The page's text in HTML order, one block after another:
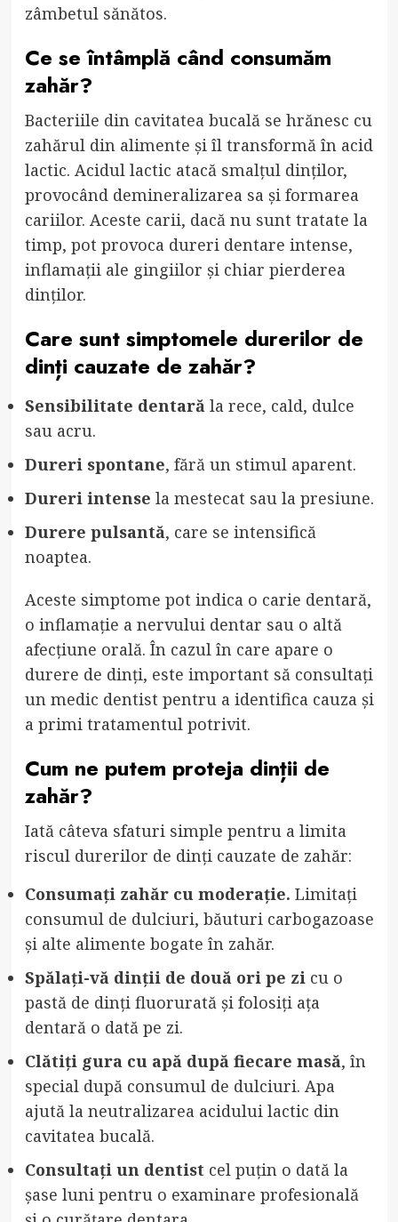
zâmbetul sănătos.
Ce se întâmplă când consumăm
zahăr?
Bacteriile din cavitatea bucală se hrănesc cu
zahărul din alimente și îl transformă în acid
lactic. Acidul lactic atacă smalțul dinților,
provocând demineralizarea sa și formarea
cariilor. Aceste carii, dacă nu sunt tratate la
timp, pot provoca dureri dentare intense,
inflamații ale gingiilor și chiar pierderea
dinților.
Care sunt simptomele durerilor de
dinți cauzate de zahăr?
Sensibilitate dentarăla rece, cald, dulce
sau acru.
Dureri spontane, fără un stimul aparent.
Dureri intense la mestecat sau la presiune.
Durere pulsantă, care se intensifică
noaptea.
Aceste simptome pot indica o carie dentară,
o inflamație a nervului dentar sau o altă
afecțiune orală. În cazul în care apare o
durere de dinți, este important să consultați
un medic dentist pentru a identifica cauza și
a primi tratamentul potrivit.
Cum ne putem proteja dinții de
zahăr?
Iată câteva sfaturi simple pentru a limita
riscul durerilor de dinți cauzate de zahăr:
Consumați zahăr cu moderație. Limitați
consumul de dulciuri, băuturi carbogazoase
și alte alimente bogate în zahăr.
Spălați-vă dinții de două ori pe zicu o
pastă de dinți fluorurată și folosiți ața
dentară o dată pe zi.
Clătiți gura cu apă după fiecare masă, în
special după consumul de dulciuri. Apa
ajută la neutralizarea acidului lactic din
cavitatea bucală.
Consultați un dentist cel puțin o dată la
șase luni pentru o examinare profesională